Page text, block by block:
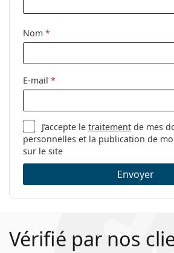
nettoyage:
Autres
Catégorie:
Marque:
Code:
Nom *
E-mail *
J’accepte letraitement de mes
personnelles et la publication de
sur le site
Envoyer
Vérifié par nos